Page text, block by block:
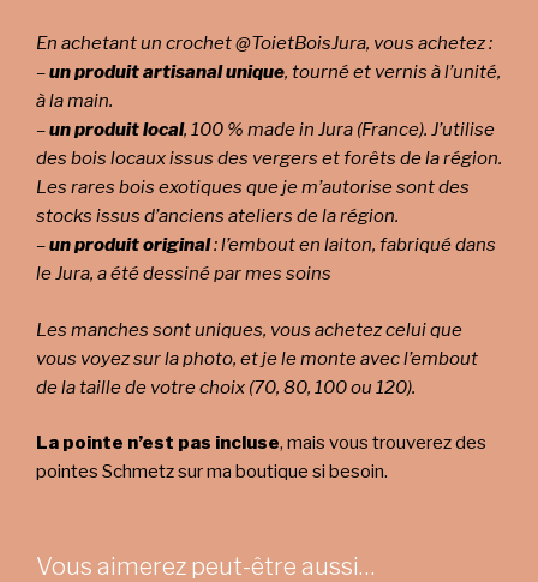
En achetant un crochet @ToietBoisJura, vous achetez :
–un produit artisanal unique, tourné et vernis à l’unité,
à la main.
–un produit local, 100 % made in Jura (France). J’utilise
des bois locaux issus des vergers et forêts de la région.
Les rares bois exotiques que je m’autorise sont des
stocks issus d’anciens ateliers de la région.
–un produit original: l’embout en laiton, fabriqué dans
le Jura, a été dessiné par mes soins
Les manches sont uniques, vous achetez celui que
vous voyez sur la photo, et je le monte avec l’embout
de la taille de votre choix (70, 80, 100 ou 120).
La pointe n’est pas incluse, mais vous trouverez des
pointes Schmetz sur ma boutique si besoin.
Vous aimerez peut-être aussi…